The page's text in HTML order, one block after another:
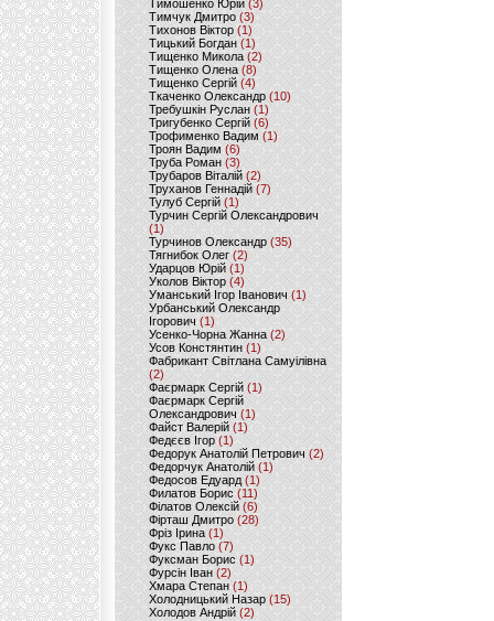
Тимошенко Юрій(3)
Тимчук Дмитро (3)
Тихонов Віктор (1)
Тицький Богдан (1)
Тищенко Микола (2)
Тищенко Олена (8)
Тищенко Сергій (4)
Ткаченко Олександр (10)
Требушкін Руслан (1)
Тригубенко Сергій(6)
Трофименко Вадим (1)
Троян Вадим (6)
Труба Роман(3)
Трубаров Віталій (2)
Труханов Геннадій (7)
Тулуб Сергій(1)
Турчин Сергій Олександрович
(1)
Турчинов Олександр(35)
Тягнибок Олег (2)
Ударцов Юрій (1)
Уколов Віктор(4)
Уманський Ігор Іванович(1)
Урбанський Олександр
Ігорович (1)
Усенко-Чорна Жанна (2)
Усов Констянтин(1)
Фабрикант Світлана Самуілівна
(2)
Фаєрмарк Сергій(1)
Фаєрмарк Сергій
Олександрович (1)
Файст Валерій(1)
Федєєв Ігор (1)
Федорук Анатолій Петрович (2)
Федорчук Анатолій (1)
Федосов Едуард (1)
Филатов Борис (11)
Філатов Олексій (6)
Фірташ Дмитро (28)
Фріз Ірина (1)
Фукс Павло (7)
Фуксман Борис (1)
Фурсін Іван (2)
Хмара Степан(1)
Холодницький Назар(15)
Холодов Андрій (2)